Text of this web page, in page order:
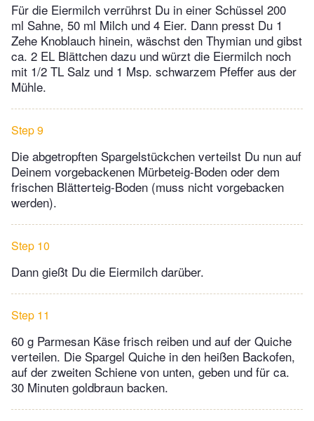
Für die Eiermilch verrührst Du in einer Schüssel 200
ml Sahne, 50 ml Milch und 4 Eier. Dann presst Du 1
Zehe Knoblauch hinein, wäschst den Thymian und gibst
ca. 2 EL Blättchen dazu und würzt die Eiermilch noch
mit 1/2 TL Salz und 1 Msp. schwarzem Pfeffer aus der
Mühle.
Step 9
Die abgetropften Spargelstückchen verteilst Du nun auf
Deinem vorgebackenen Mürbeteig-Boden oder dem
frischen Blätterteig-Boden (muss nicht vorgebacken
werden).
Step 10
Dann gießt Du die Eiermilch darüber.
Step 11
60 g Parmesan Käse frisch reiben und auf der Quiche
verteilen. Die Spargel Quiche in den heißen Backofen,
auf der zweiten Schiene von unten, geben und für ca.
30 Minuten goldbraun backen.